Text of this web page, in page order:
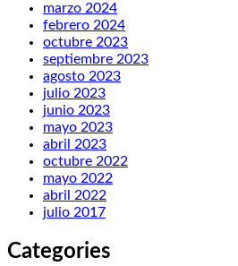
marzo 2024
febrero 2024
octubre 2023
septiembre 2023
agosto 2023
julio 2023
junio 2023
mayo 2023
abril 2023
octubre 2022
mayo 2022
abril 2022
julio 2017
Categories